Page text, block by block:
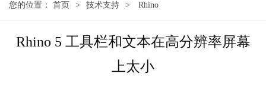
您的位置： 首页 > 技术支持 > Rhino
Rhino 5 工具栏和文本在高分辨率屏幕
上太小